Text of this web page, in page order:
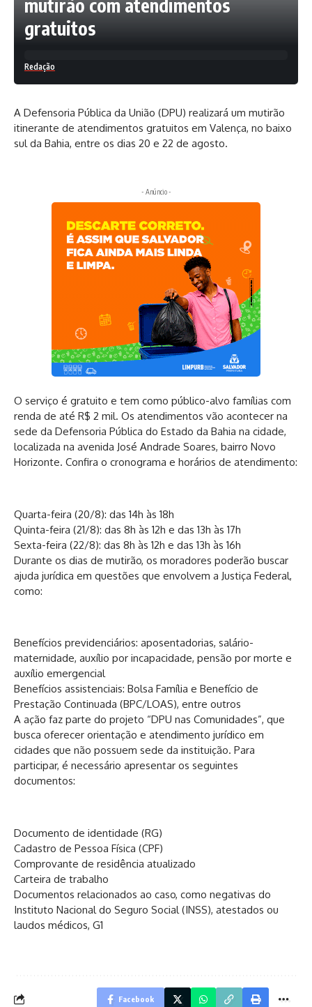
mutirão com atendimentos
gratuitos
Redação
A Defensoria Pública da União (DPU) realizará um mutirão
itinerante de atendimentos gratuitos em Valença, no baixo
sul da Bahia, entre os dias 20 e 22 de agosto.
- Anúncio -
O serviço é gratuito e tem como público-alvo famílias com
renda de até R$ 2 mil. Os atendimentos vão acontecer na
sede da Defensoria Pública do Estado da Bahia na cidade,
localizada na avenida José Andrade Soares, bairro Novo
Horizonte. Confira o cronograma e horários de atendimento:
Quarta-feira (20/8): das 14h às 18h
Quinta-feira (21/8): das 8h às 12h e das 13h às 17h
Sexta-feira (22/8): das 8h às 12h e das 13h às 16h
Durante os dias de mutirão, os moradores poderão buscar
ajuda jurídica em questões que envolvem a Justiça Federal,
como:
Benefícios previdenciários: aposentadorias, salário-
maternidade, auxílio por incapacidade, pensão por morte e
auxílio emergencial
Benefícios assistenciais: Bolsa Família e Benefício de
Prestação Continuada (BPC/LOAS), entre outros
A ação faz parte do projeto “DPU nas Comunidades”, que
busca oferecer orientação e atendimento jurídico em
cidades que não possuem sede da instituição. Para
participar, é necessário apresentar os seguintes
documentos:
Documento de identidade (RG)
Cadastro de Pessoa Física (CPF)
Comprovante de residência atualizado
Carteira de trabalho
Documentos relacionados ao caso, como negativas do
Instituto Nacional do Seguro Social (INSS), atestados ou
laudos médicos, G1
Facebook